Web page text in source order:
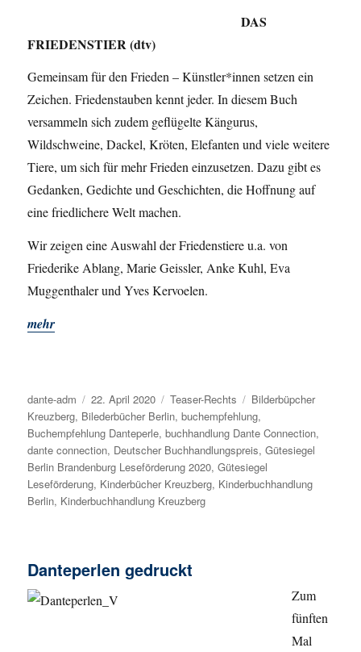
DAS
FRIEDENSTIER (dtv)
Gemeinsam für den Frieden – Künstler*innen setzen ein
Zeichen. Friedenstauben kennt jeder. In diesem Buch
versammeln sich zudem geflügelte Kängurus,
Wildschweine, Dackel, Kröten, Elefanten und viele weitere
Tiere, um sich für mehr Frieden einzusetzen. Dazu gibt es
Gedanken, Gedichte und Geschichten, die Hoffnung auf
eine friedlichere Welt machen.
Wir zeigen eine Auswahl der Friedenstiere u.a. von
Friederike Ablang, Marie Geissler, Anke Kuhl, Eva
Muggenthaler und Yves Kervoelen.
mehr
Autor
dante-adm
Veröffentlicht
am
22. April 2020 Kategorien
Teaser-Rechts Schlagwörter
Bilderbüpcher
Kreuzberg, Bilederbücher Berlin,buchempfehlung,
Buchempfehlung Danteperle,buchhandlung Dante Connection,
dante connection, Deutscher Buchhandlungspreis,Gütesiegel
Berlin Brandenburg Leseförderung 2020,Gütesiegel
Leseförderung, Kinderbücher Kreuzberg, Kinderbuchhandlung
Berlin, Kinderbuchhandlung Kreuzberg
Danteperlen gedruckt
Zum
fünften
Mal